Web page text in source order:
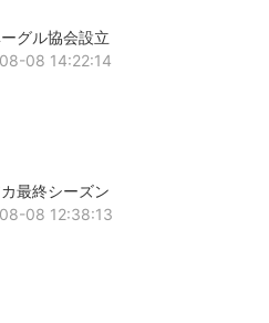
グル協会設立
08 14:22:14
最終シーズン
08 12:38:13